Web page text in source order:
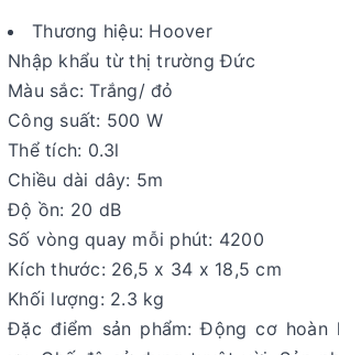
Thương hiệu: Hoover
Nhập khẩu từ thị trường Đức
Màu sắc: Trắng/ đỏ
Công suất: 500 W
Thể tích: 0.3l
Chiều dài dây: 5m
Độ ồn: 20 dB
Số vòng quay mỗi phút: 4200
Kích thước: 26,5 x 34 x 18,5 cm
Khối lượng: 2.3 kg
Đặc điểm sản phẩm: Động cơ hoàn